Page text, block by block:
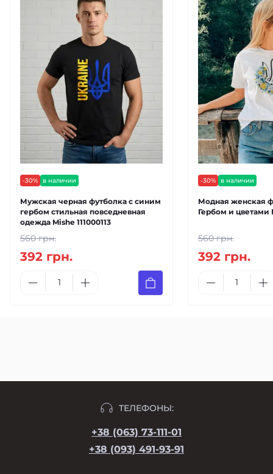
-30% в наличии
Мужская черная футболка с синим
гербом стильная повседневная
одежда Mishe 111000113
560 грн.
392 грн.
-30% в наличии
Модная женская
Гербом и цветами
560 грн.
392 грн.
ТЕЛЕФОНЫ:
+38 (063) 73-111-01
+38 (093) 491-93-91